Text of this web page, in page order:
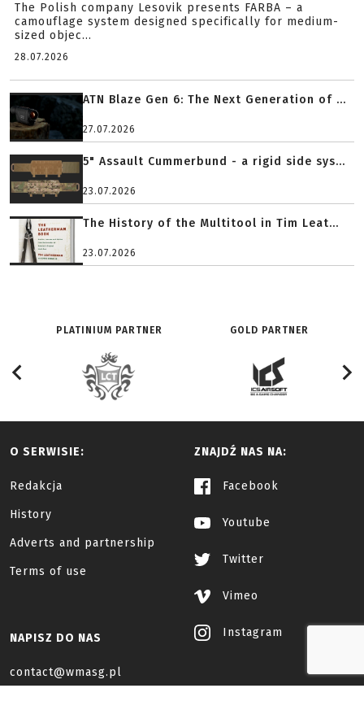
The Polish company Lesovik presents FARBA – a
camouflage system designed specifically for medium-
sized objec...
28.07.2026
ATN Blaze Gen 6: The Next Generation of ...
27.07.2026
5" Assault Cummerbund - a rigid side sys...
23.07.2026
The History of the Multitool in Tim Leat...
23.07.2026
PLATINIUM PARTNER GOLD PARTNER
O SERWISIE:
Redakcja
History
Adverts and partnership
Terms of use
ZNAJDŹ NAS NA:
Facebook
Youtube
Twitter
Vimeo
Instagram
NAPISZ DO NAS
contact@wmasg.pl